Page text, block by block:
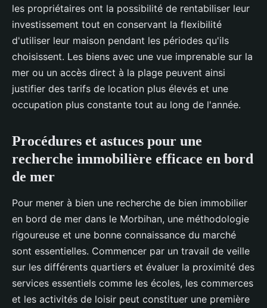
les propriétaires ont la possibilité de rentabiliser leur
investissement tout en conservant la flexibilité
d'utiliser leur maison pendant les périodes qu'ils
choisissent. Les biens avec une vue imprenable sur la
mer ou un accès direct à la plage peuvent ainsi
justifier des tarifs de location plus élevés et une
occupation plus constante tout au long de l'année.
Procédures et astuces pour une
recherche immobilière efficace en bord
de mer
Pour mener à bien une recherche de bien immobilier
en bord de mer dans le Morbihan, une méthodologie
rigoureuse et une bonne connaissance du marché
sont essentielles. Commencer par un travail de veille
sur les différents quartiers et évaluer la proximité des
services essentiels comme les écoles, les commerces
et les activités de loisir peut constituer une première